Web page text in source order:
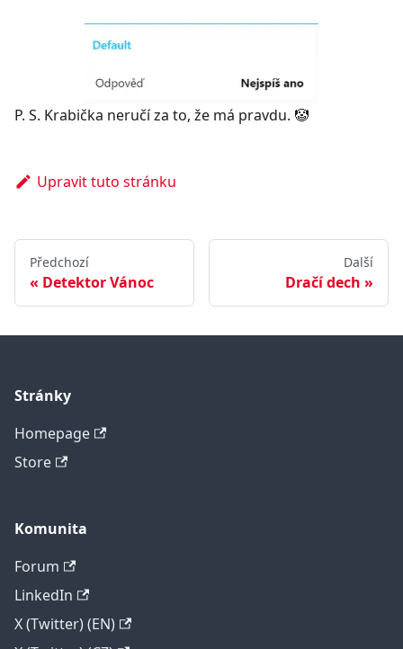
P. S. Krabička neručí za to, že má pravdu. 🤡
Upravit tuto stránku
Předchozí
Detektor Vánoc
Další
Dračí dech
Stránky
Homepage
Store
Komunita
Forum
LinkedIn
X (Twitter) (EN)